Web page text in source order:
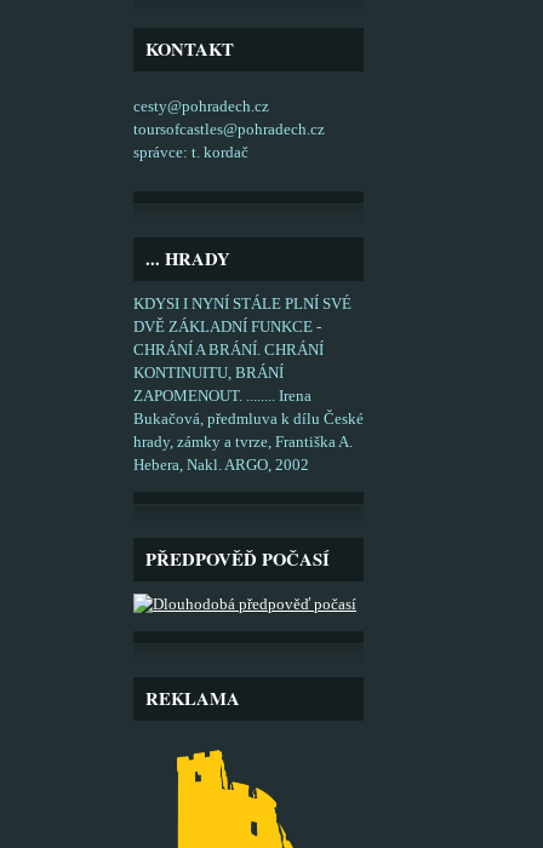
KONTAKT
cesty@pohradech.cz
toursofcastles@pohradech.cz
správce: t. kordač
... HRADY
KDYSI I NYNÍ STÁLE PLNÍ SVÉ
DVĚ ZÁKLADNÍ FUNKCE -
CHRÁNÍ A BRÁNÍ. CHRÁNÍ
KONTINUITU, BRÁNÍ
ZAPOMENOUT. ........ Irena
Bukačová, předmluva k dílu České
hrady, zámky a tvrze, Františka A.
Hebera, Nakl. ARGO, 2002
PŘEDPOVĚĎ POČASÍ
REKLAMA